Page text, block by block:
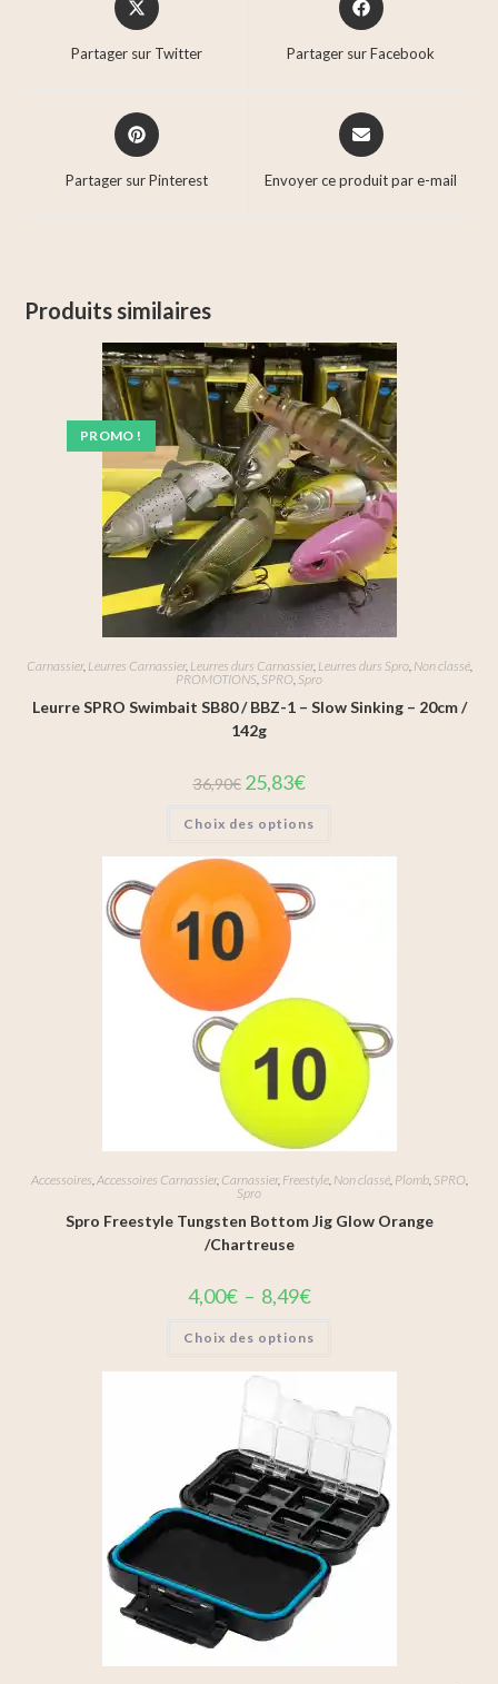
Partager sur Twitter Partager sur Facebook
Partager sur Pinterest Envoyer ce produit par e-mail
Produits similaires
PROMO !
Carnassier, Leurres Carnassier, Leurres durs Carnassier, Leurres durs Spro, Non classé,
PROMOTIONS SPRO Spro
Leurre SPRO Swimbait SB80 / BBZ-1 – Slow Sinking – 20cm /
142g
36,90€ 25,83€
Choix des options
Accessoires,Accessoires Carnassier, Carnassier, Freestyle, Non classé, Plomb, SPRO,
Spro
Spro Freestyle Tungsten Bottom Jig Glow Orange
/Chartreuse
4,00€ – 8,49€
Choix des options